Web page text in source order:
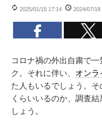
2025/01/15 17:14 2024/07/18
コロナ禍の外出自粛で
ク。それに伴い、 オンラ
た人もいるでしょう。
くらいいるのか、調査
しょう。